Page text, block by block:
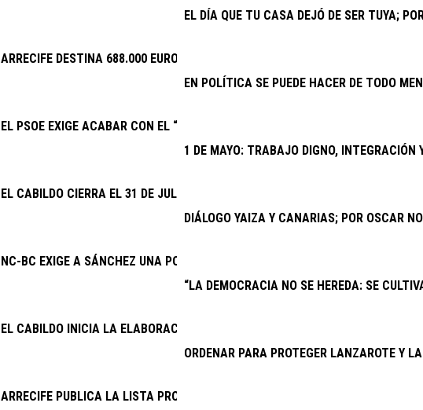
ARRECIFE DESTINA 688.000 EUROS A EVENTOS DEPORTIVOS DE INTERÉS
EL PSOE EXIGE ACABAR CON EL “SECUESTRO” DE LA NUEVA PARADA
EL CABILDO CIERRA EL 31 DE JULIO EL PLAZO PARA QUE CLUBES Y
NC-BC EXIGE A SÁNCHEZ UNA POSICIÓN FIRME SOBRE EL SÁHARA
EL CABILDO INICIA LA ELABORACIÓN DEL PRESUPUESTO GENERAL DE 2027
ARRECIFE PUBLICA LA LISTA PROVISIONAL DE ADMITIDOS PARA CUATRO
EL DÍA QUE TU CASA DEJÓ DE SER TUYA;
EN POLÍTICA SE PUEDE HACER DE TODO
1 DE MAYO: TRABAJO DIGNO, INTEGRACIÓN
DIÁLOGO YAIZA Y CANARIAS; POR OSCAR
“LA DEMOCRACIA NO SE HEREDA: SE
ORDENAR PARA PROTEGER LANZAROTE Y